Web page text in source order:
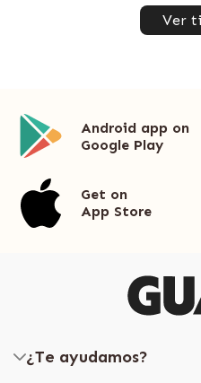
Ver
Android app on
Google Play
Get on
App Store
¿Te ayudamos?